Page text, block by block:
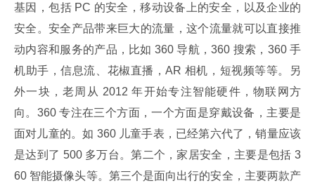
基因，包括 PC 的安全，移动设备上的安全，以及企业的
安全。安全产品带来巨大的流量，这个流量就可以直接推
动内容和服务的产品，比如 360 导航，360 搜索，360 手
机助手，信息流、花椒直播，AR 相机，短视频等等。另
外一块，老周从 2012 年开始专注智能硬件，物联网方
向。360 专注在三个方面，一个方面是穿戴设备，主要是
面对儿童的。如 360 儿童手表，已经第六代了，销量应该
是达到了 500 多万台。第二个，家居安全，主要是包括 3
60 智能摄像头等。第三个是面向出行的安全，主要两款产